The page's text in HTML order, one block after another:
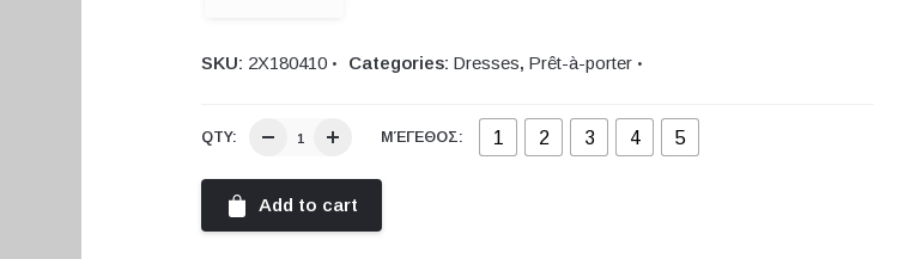
SKU: 2Χ180410 Categories: Dresses, Prêt-à-porter
QTY: ΜΈΓΕΘΟΣ: 1 2 3 4 5
Add to cart